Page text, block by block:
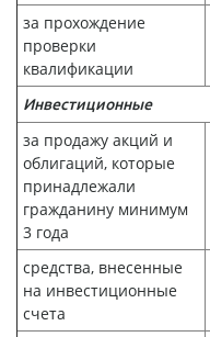
за прохождение
проверки
квалификации
Инвестиционные
за продажу акций и
облигаций, которые
принадлежали
гражданину минимум
3 года
средства, внесенные
на инвестиционные
счета